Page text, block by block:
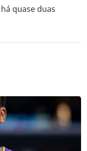
quase duas